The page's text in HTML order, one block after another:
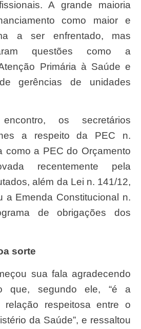
A grande maioria
como maior e
a ser enfrentado, mas
questões como a
Primária à Saúde e
gerências de unidades
a respeito da PEC n.
como a PEC do Orçamento
recentemente pela
além da Lei n. 141/12,
a Emenda Constitucional n.
de obrigações dos
sorte
que, segundo ele, “é a
respeitosa entre o
da Saúde”, e ressaltou